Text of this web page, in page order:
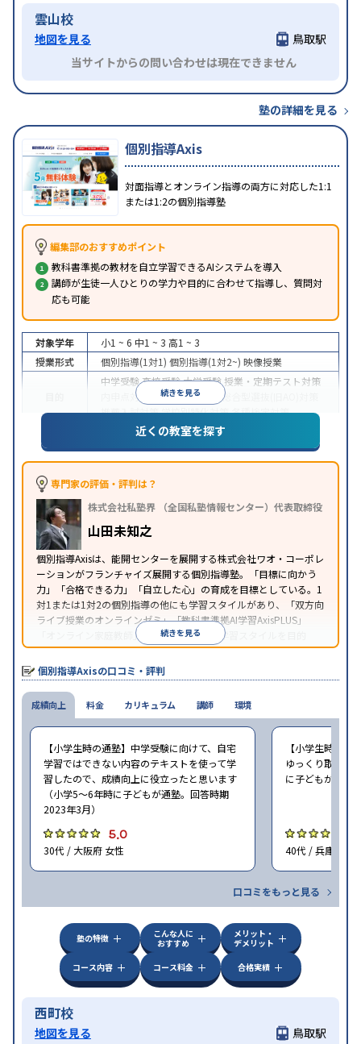
雲山校
地図を見る
鳥取駅
当サイトからの問い合わせは現在できません
塾の詳細を見る
個別指導Axis
対面指導とオンライン指導の両方に対応した1:1
または1:2の個別指導塾
編集部のおすすめポイント
教科書準拠の教材を自立学習できるAIシステムを導入
講師が生徒一人ひとりの学力や目的に合わせて指導し、質問対
応も可能
続きを見る
対象学年 小1 ~ 6 中1 ~ 3 高1 ~ 3
授業形式
個別指導(1対1) 個別指導(1対2~) 映像授業
中学受験高校受験大学受験 授業・定期テスト対策
内申点対策
学習習慣の定着
総合型選抜(旧AO)対策
推薦入試対策学校別特化対策各種検定対策
特徴
授業の振替可能学習にPC・タブレットを利用
ライン対応1科目から受講可能季節講習のみの受講
可
※2023年3月調査。小学校高学年の個別指導塾アンケート調査方法
近くの教室を探す
専門家の評価・評判は？
株式会社私塾界 （全国私塾情報センター）代表取締役
山田未知之
個別指導Axisは、能開センターを展開する株式会社ワオ・コーポレ
ーションがフランチャイズ展開する個別指導塾。「目標に向かう
力」「合格できる力」「自立した心」の育成を目標としている。1
対1または1対2の個別指導の他にも学習スタイルがあり、「双方向
ライブ授業のオンラインゼミ」「教科書準拠AI学習AxisPLUS」
「オンライン家庭教師」など、さまざまな学習スタイルを目的
別・科目別に選択することができる。
続きを見る
個別指導Axisの口コミ・評判
成績向上
【小学生時の通塾】中学受験に向けて、自宅
学習ではできない内容のテキストを使って学
習したので、成績向上に役立ったと思います
（小学5〜6年時に子どもが通塾。回答時期
2023年3月）
5.0
30代 / 大阪府 女性
【小学生時の通
ゆっくり取り組
に子どもが通塾
40代 / 兵庫県 女
口コミをもっと見る
料金 カリキュラム 講師 環境
塾の特徴
こんな人に
おすすめ
メリット・
デメリット
コース内容
コース料金 合格実績
西町校
地図を見る
鳥取駅